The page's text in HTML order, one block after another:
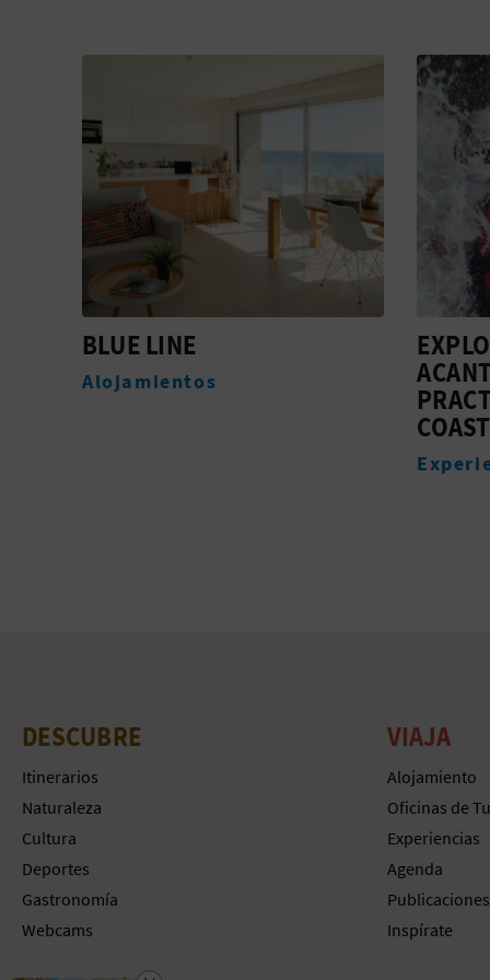
EXPLORA LOS
ACANTILADOS
PRACTICANDO
DESCUBRE
Itinerarios
Naturaleza
Cultura
Deportes
Gastronomía
Webcams
VIAJA
Alojamiento
Oficinas de
Experiencias
Agenda
Publicaciones
Inspírate